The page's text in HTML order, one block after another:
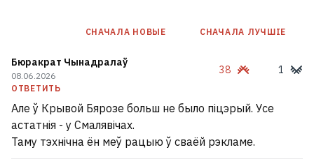
СНАЧАЛА НОВЫE СНАЧАЛА ЛУЧШІЕ
Бюракрат Чынадралаў
08.06.2026
ОТВЕТИТЬ
38 1
Але ў Крывой Бярозе больш не было піцэрый. Усе
астатнія - у Смалявічах.
Таму тэхнічна ён меў рацыю ў сваёй рэкламе.
версий прошлого
47